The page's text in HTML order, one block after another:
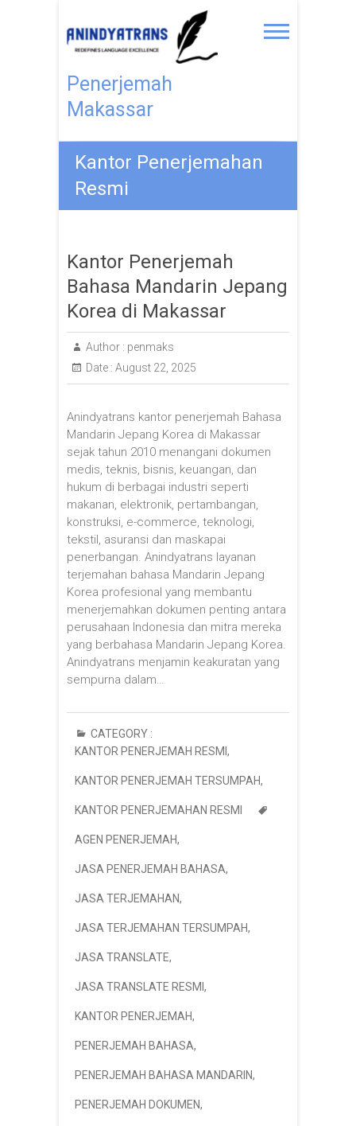
Penerjemah
Makassar
Kantor Penerjemahan
Resmi
Kantor Penerjemah
Bahasa Mandarin Jepang
Korea di Makassar
Author : penmaks
Date : August 22, 2025
Anindyatrans kantor penerjemah Bahasa
Mandarin Jepang Korea di Makassar
sejak tahun 2010 menangani dokumen
medis, teknis, bisnis, keuangan, dan
hukum di berbagai industri seperti
makanan, elektronik, pertambangan,
konstruksi, e-commerce, teknologi,
tekstil, asuransi dan maskapai
penerbangan. Anindyatrans layanan
terjemahan bahasa Mandarin Jepang
Korea profesional yang membantu
menerjemahkan dokumen penting antara
perusahaan Indonesia dan mitra mereka
yang berbahasa Mandarin Jepang Korea.
Anindyatrans menjamin keakuratan yang
sempurna dalam…
CATEGORY :
KANTOR PENERJEMAH RESMI ,
KANTOR PENERJEMAH TERSUMPAH,
KANTOR PENERJEMAHAN RESMI
AGEN PENERJEMAH,
JASA PENERJEMAH BAHASA,
JASA TERJEMAHAN,
JASA TERJEMAHAN TERSUMPAH,
JASA TRANSLATE,
JASA TRANSLATE RESMI ,
KANTOR PENERJEMAH,
PENERJEMAH BAHASA,
PENERJEMAH BAHASA MANDARIN,
PENERJEMAH DOKUMEN,